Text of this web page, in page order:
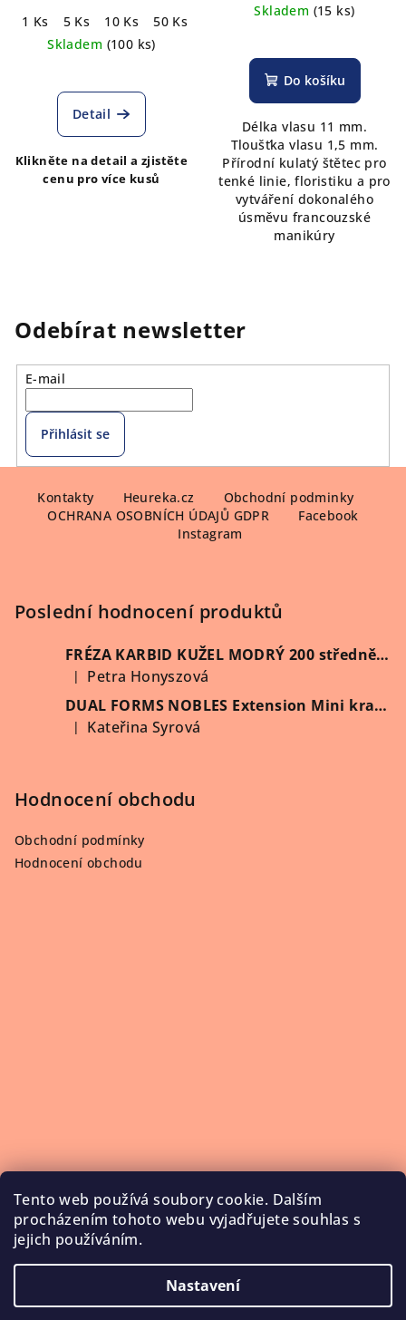
Tento web používá soubory cookie. Dalším
procházením tohoto webu vyjadřujete souhlas s
jejich používáním.
Nastavení
1 Ks
5 Ks 10 Ks 50 Ks
Skladem (100 ks)
Detail
Klikněte na detail a zjistěte
cenu pro více kusů
Skladem (15 ks)
Do košíku
Délka vlasu 11 mm.
Tloušťka vlasu 1,5 mm.
Přírodní kulatý štětec pro
tenké linie, floristiku a pro
vytváření dokonalého
úsměvu francouzské
manikúry
Odebírat newsletter
E-mail
Přihlásit se
Kontakty Heureka.cz
Obchodní podminky
OCHRANA OSOBNÍCH ÚDAJŮ GDPR
Facebook
Instagram
Poslední hodnocení produktů
FRÉZA KARBID KUŽEL MODRÝ 200 středně hrubý (Vybrat průměr)
Hodnocení produktu je 5 z 5 hvězdiček.
|
Petra Honyszová
DUAL FORMS NOBLES Extension Mini kratší 60 ks/krabička
Hodnocení produktu je 5 z 5 hvězdiček.
| Kateřina Syrová
Hodnocení obchodu
Obchodní podmínky
Hodnocení obchodu